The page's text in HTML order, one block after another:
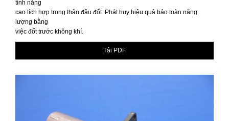
tính năng
cao tích hợp trong thân đầu đốt. Phát huy hiệu quả bảo toàn năng
lượng bằng
việc đốt trước không khí.
Tải PDF